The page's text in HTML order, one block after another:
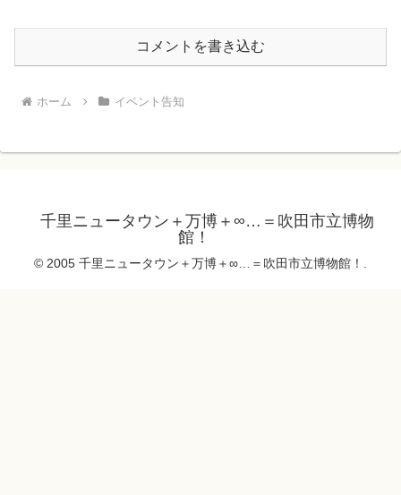
コメントを書き込む
ホーム イベント告知
千里ニュータウン＋万博＋∞…＝吹田市立博物
館！
© 2005 千里ニュータウン＋万博＋∞…＝吹田市立博物館！.